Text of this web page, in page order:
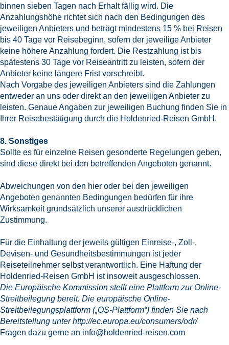
binnen sieben Tagen nach Erhalt fällig wird. Die
Anzahlungshöhe richtet sich nach den Bedingungen des
jeweiligen Anbieters und beträgt mindestens 15 % bei Reisen
bis 40 Tage vor Reisebeginn, sofern der jeweilige Anbieter
keine höhere Anzahlung fordert. Die Restzahlung ist bis
spätestens 30 Tage vor Reiseantritt zu leisten, sofern der
Anbieter keine längere Frist vorschreibt.
Nach Vorgabe des jeweiligen Anbieters sind die Zahlungen
entweder an uns oder direkt an den jeweiligen Anbieter zu
leisten. Genaue Angaben zur jeweiligen Buchung finden Sie in
Ihrer Reisebestätigung durch die Holdenried-Reisen GmbH.
8. Sonstiges
Sollte es für einzelne Reisen gesonderte Regelungen geben,
sind diese direkt bei den betreffenden Angeboten genannt.
Abweichungen von den hier oder bei den jeweiligen
Angeboten genannten Bedingungen bedürfen für ihre
Wirksamkeit grundsätzlich unserer ausdrücklichen
Zustimmung.
Für die Einhaltung der jeweils gültigen Einreise-, Zoll-,
Devisen- und Gesundheitsbestimmungen ist jeder
Reiseteilnehmer selbst verantwortlich. Eine Haftung der
Holdenried-Reisen GmbH ist insoweit ausgeschlossen.
Die Europäische Kommission stellt eine Plattform zur Online-
Streitbeilegung bereit. Die europäische Online-
Streitbeilegungsplattform („OS-Plattform“) finden Sie nach
Bereitstellung unterhttp://ec.europa.eu/consumers/odr/
Fragen dazu gerne an info@holdenried-reisen.com